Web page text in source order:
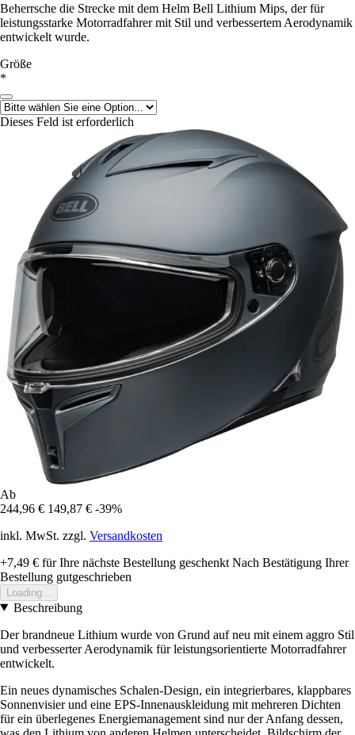
Beherrsche die Strecke mit dem Helm Bell Lithium Mips, der für
leistungsstarke Motorradfahrer mit Stil und verbessertem Aerodynamik
entwickelt wurde.
Größe
*
Dieses Feld ist erforderlich
Ab
244,96 € 149,87 € -39%
inkl. MwSt. zzgl. Versandkosten
+7,49 € für Ihre nächste Bestellung geschenkt Nach Bestätigung Ihrer
Bestellung gutgeschrieben
Loading...
Beschreibung
Der brandneue Lithium wurde von Grund auf neu mit einem aggro Stil
und verbesserter Aerodynamik für leistungsorientierte Motorradfahrer
entwickelt.
Ein neues dynamisches Schalen-Design, ein integrierbares, klappbares
Sonnenvisier und eine EPS-Innenauskleidung mit mehreren Dichten
für ein überlegenes Energiemanagement sind nur der Anfang dessen,